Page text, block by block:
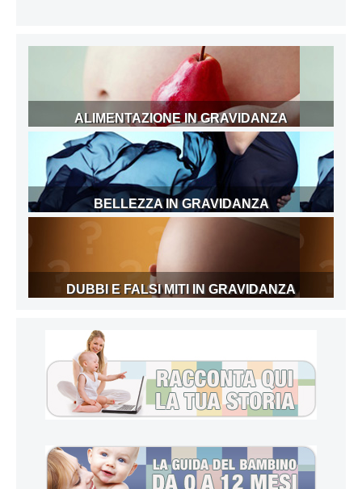
ALIMENTAZIONE IN GRAVIDANZA
BELLEZZA IN GRAVIDANZA
DUBBI E FALSI MITI IN GRAVIDANZA